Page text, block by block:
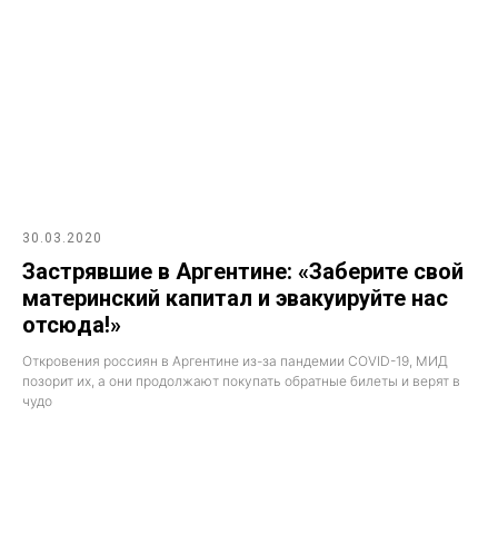
30.03.2020
Застрявшие в Аргентине: «Заберите свой
материнский капитал и эвакуируйте нас
отсюда!»
Откровения россиян в Аргентине из-за пандемии COVID-19, МИД
позорит их, а они продолжают покупать обратные билеты и верят в
чудо